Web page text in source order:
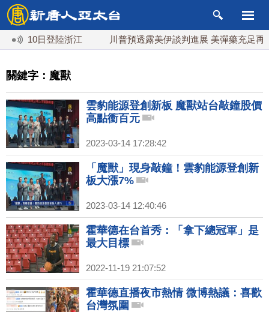
灣 10日登陸浙江 川普預透露美伊談判進展 美彈藥充足再擴
關鍵字：魔獸
雲豹能源登創新板 魔獸站台敲鐘股價
高點衝百元
2023-03-14 17:28:42
「魔獸」現身敲鐘！雲豹能源登創新
板大漲7%
2023-03-14 12:40:46
霍華德在台首秀：「拿下總冠軍」是
最大目標
2022-11-19 21:07:52
霍華德直播夜市熱情 微博熱議：喜歡
台灣氛圍